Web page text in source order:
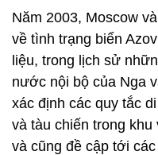
Năm 2003, Moscow
về tình trạng biển
liệu, trong lịch sử
nước nội bộ của Nga
xác định các quy tắc
và tàu chiến trong
và cũng đề cập tới